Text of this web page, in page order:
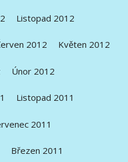
Listopad 2012
2012 Květen 2012
Únor 2012
Listopad 2011
2011
Březen 2011